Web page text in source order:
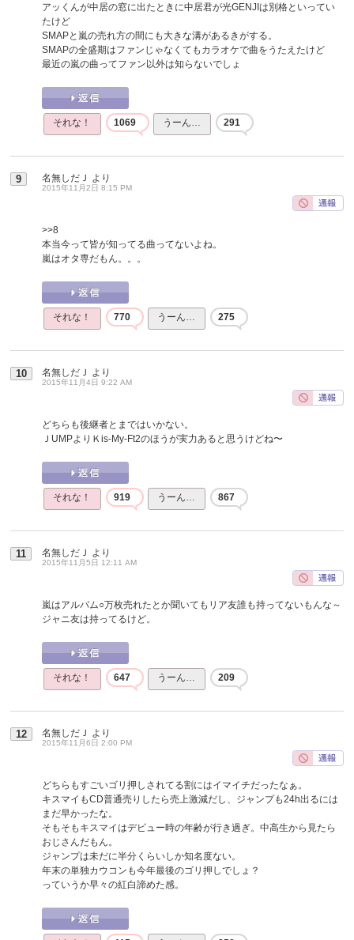
アッくんが中居の窓に出たときに中居君が光GENJIは別格といってい
たけど
SMAPと嵐の売れ方の間にも大きな溝があるきがする。
SMAPの全盛期はファンじゃなくてもカラオケで曲をうたえたけど
最近の嵐の曲ってファン以外は知らないでしょ
それな！ 1069 うーん… 291
9 名無しだＪ より
2015年11月2日 8:15 PM
>>8
本当今って皆が知ってる曲ってないよね。
嵐はオタ専だもん。。。
それな！ 770 うーん… 275
10 名無しだＪ より
2015年11月4日 9:22 AM
どちらも後継者とまではいかない。
ＪUMPよりＫis-My-Ft2のほうが実力あると思うけどね〜
それな！ 919 うーん… 867
11 名無しだＪ より
2015年11月5日 12:11 AM
嵐はアルバム○万枚売れたとか聞いてもリア友誰も持ってないもんな～
ジャニ友は持ってるけど。
それな！ 647 うーん… 209
12 名無しだＪ より
2015年11月6日 2:00 PM
どちらもすごいゴリ押しされてる割にはイマイチだったなぁ。
キスマイもCD普通売りしたら売上激減だし、ジャンプも24h出るには
まだ早かったな。
そもそもキスマイはデビュー時の年齢が行き過ぎ。中高生から見たら
おじさんだもん。
ジャンプは未だに半分くらいしか知名度ない。
年末の単独カウコンも今年最後のゴリ押しでしょ？
っていうか早々の紅白諦めた感。